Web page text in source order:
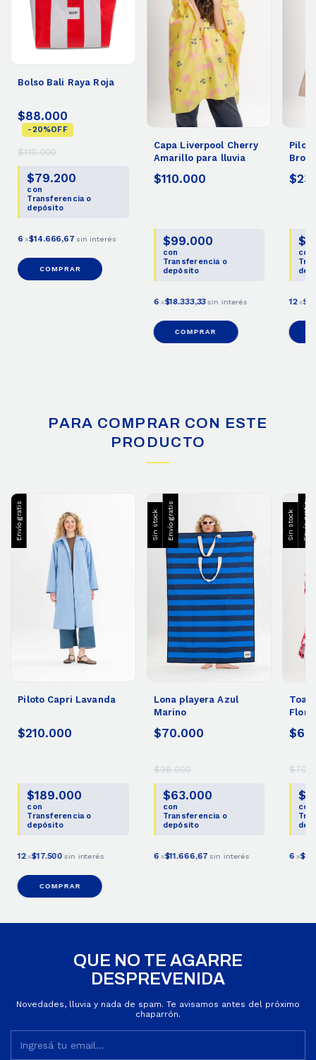
Bolso Bali Raya Roja
$88.000
-20%OFF
$110.000
$79.200
con
Transferencia o
depósito
6 x$14.666,67 sin interés
COMPRAR
Capa Liverpool Cherry
Amarillo para lluvia
$110.000
$99.000
con
Transferencia o
depósito
6 x$18.333,33sin interés
COMPRAR
con
12x
PARA COMPRAR CON ESTE
PRODUCTO
Envío gratis
Piloto Capri Lavanda
$210.000
$189.000
con
Transferencia o
depósito
12x$17.500 sin interés
COMPRAR
Sin stock Envío gratis
Lona playera Azul
Marino
$70.000
$98.000
$63.000
con
Transferencia o
depósito
6 x$11.666,67 sin interés
Sin stock Envío gratis
Flor
con
6 x
QUE NO TE AGARRE
DESPREVENIDA
Novedades, lluvia y nada de spam. Te avisamos antes del próximo
chaparrón.